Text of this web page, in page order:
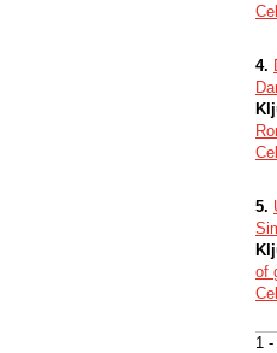
1
4.
5.
of